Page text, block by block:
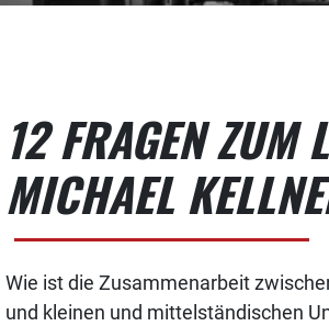
12 FRAGEN ZUM
MICHAEL
Wie ist die Zusammenarbeit
und kleinen und mittelständischen